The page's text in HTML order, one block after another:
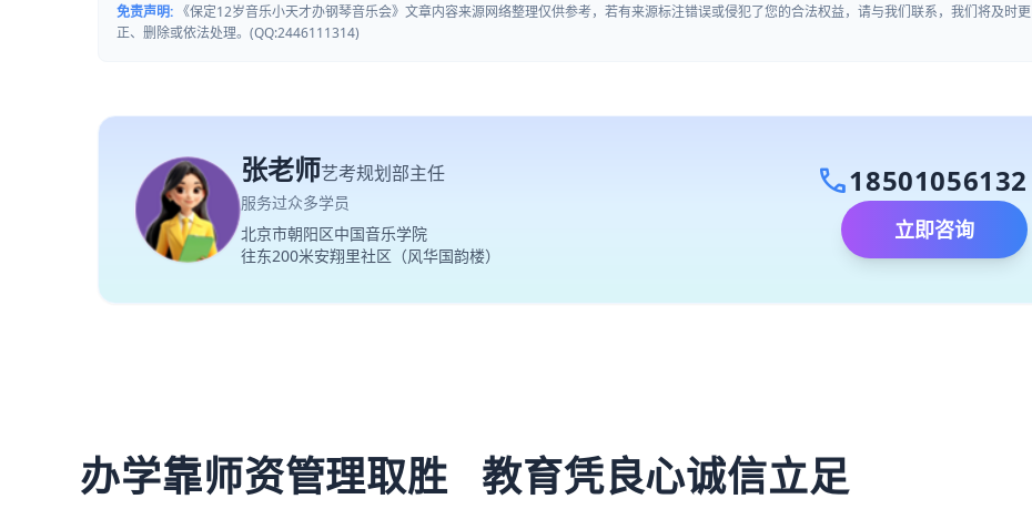
免责声明: 《保定12岁音乐小天才办钢琴音乐会》文章内容来源网络整理仅供参考，若有来源标注错误或侵犯了您的合法权益，请与我们联系，我们将及时更
正、删除或依法处理。(QQ:2446111314)
张老师艺考规划部主任
服务过众多学员
北京市朝阳区中国音乐学院
往东200米安翔里社区（风华国韵楼）
call18501056132
立即咨询
办学靠师资管理取胜 教育凭良心诚信立足